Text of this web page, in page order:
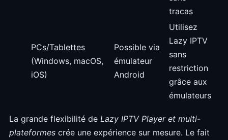
tracas
PCs/Tablettes
(Windows, macOS,
iOS)
Possible via
émulateur
Android
Utilisez
Lazy IPTV
sans
restriction
grâce aux
émulateurs
La grande flexibilité de Lazy IPTV Player et multi-
plateformes crée une expérience sur mesure. Le fait